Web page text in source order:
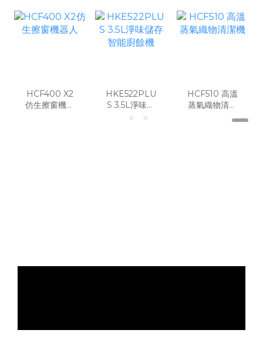
HCF400 X2
仿生擦窗機器
HKE522PLU
S 3.5L淨味儲
HCF510 高溫
蒸氣織物清潔